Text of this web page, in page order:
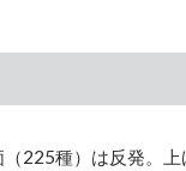
225種）は反発。